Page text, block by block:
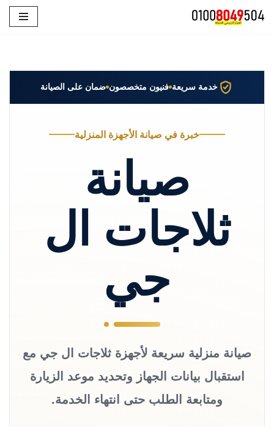
خدمة سريعة فنيون متخصصون ضمان على الصيانة
خبرة في صيانة الأجهزة المنزلية
صيانة
ثلاجات ال
جي
صيانة منزلية سريعة لأجهزة ثلاجات ال جي مع
استقبال بيانات الجهاز وتحديد موعد الزيارة
ومتابعة الطلب حتى انتهاء الخدمة.